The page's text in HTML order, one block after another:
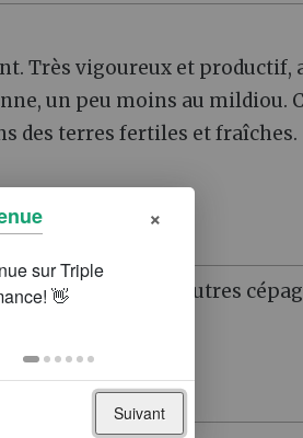
Très vigoureux et productif,
un peu moins au mildiou.
des terres fertiles et fraîches.
Doux Naturels. Autres
×
Suivant